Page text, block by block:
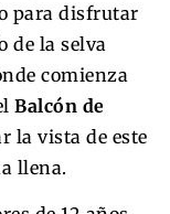
para disfrutar
de la selva
comienza
Balcón de
la vista de este
llena.